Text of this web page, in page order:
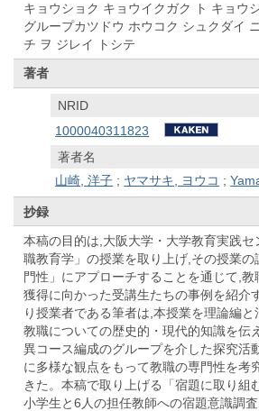
キョウショク キョウイクガク ト キョウ
グループカツドウ ホウコク シュクダイ
チ ヲ ジレイ トシテ
著者
NRID
1000040311823
著者名
山崎, 洋子 ; ヤマサキ, ヨウコ ;
抄録
本稿の目的は,大阪大学・大学教育実践
職教育学」の授業を取り上げ,その授業
門性」にアプローチすることを通じて,
獲得に向かった受講生たちの事例を紹介
り授業者である筆者は,本授業を理論編
教職についての歴史的・現代的知識を伝
異コース編成のグループを介した探究活
に多様な観点をもって教職の専門性を考
きた。本稿で取り上げる「宿題に取り組
小学生と6人の担任教師への宿題意識調